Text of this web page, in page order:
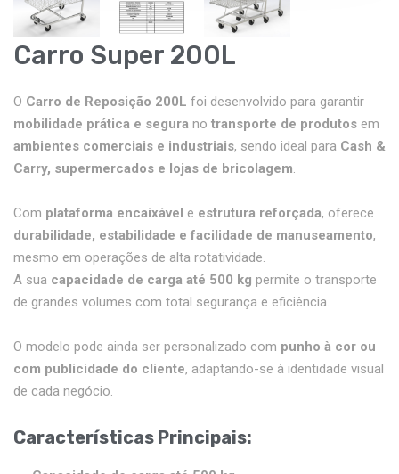
Carro Super 200L
O Carro de Reposição 200L foi desenvolvido para garantir
mobilidade prática e segura no transporte de produtos em
ambientes comerciais e industriais, sendo ideal para Cash &
Carry, supermercados e lojas de bricolagem.
Com plataforma encaixável e estrutura reforçada, oferece
durabilidade, estabilidade e facilidade de manuseamento,
mesmo em operações de alta rotatividade.
A sua capacidade de carga até 500 kg permite o transporte
de grandes volumes com total segurança e eficiência.
O modelo pode ainda ser personalizado com punho à cor ou
com publicidade do cliente, adaptando-se à identidade visual
de cada negócio.
Características Principais: